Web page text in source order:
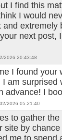
I find this
I would
extremely
next post,
2026 20:43:48
I found your
I am surprised
advance! I
2026 05:21:40
to gather
site by
me to spend